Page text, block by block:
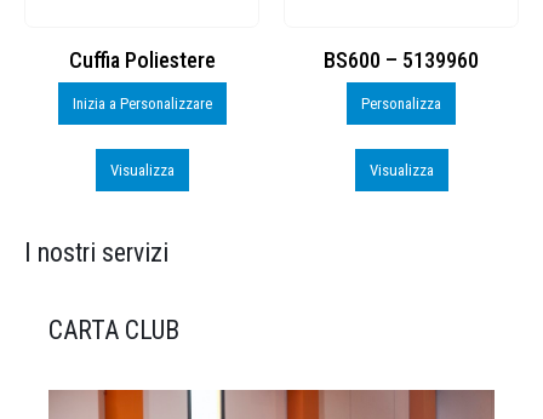
Cuffia Poliestere
Inizia a Personalizzare
Visualizza
BS600 – 5139960
Personalizza
Visualizza
I nostri servizi
CARTA CLUB